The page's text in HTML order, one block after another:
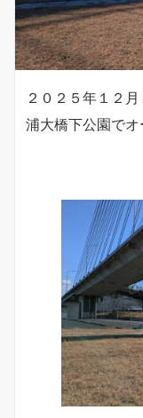
２０２５年１２
浦大橋下公園でオ